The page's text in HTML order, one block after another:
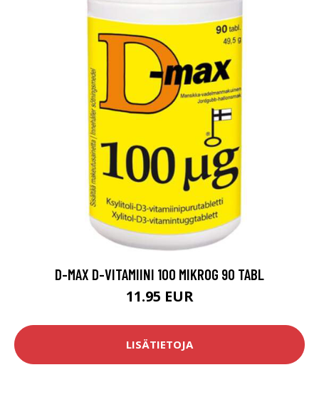
D-MAX D-VITAMIINI 100 MIKROG 90 TABL
11.95 EUR
LISÄTIETOJA